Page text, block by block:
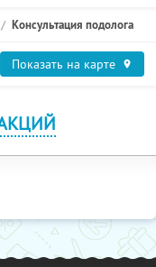
Консультация подолога
Показать на карте